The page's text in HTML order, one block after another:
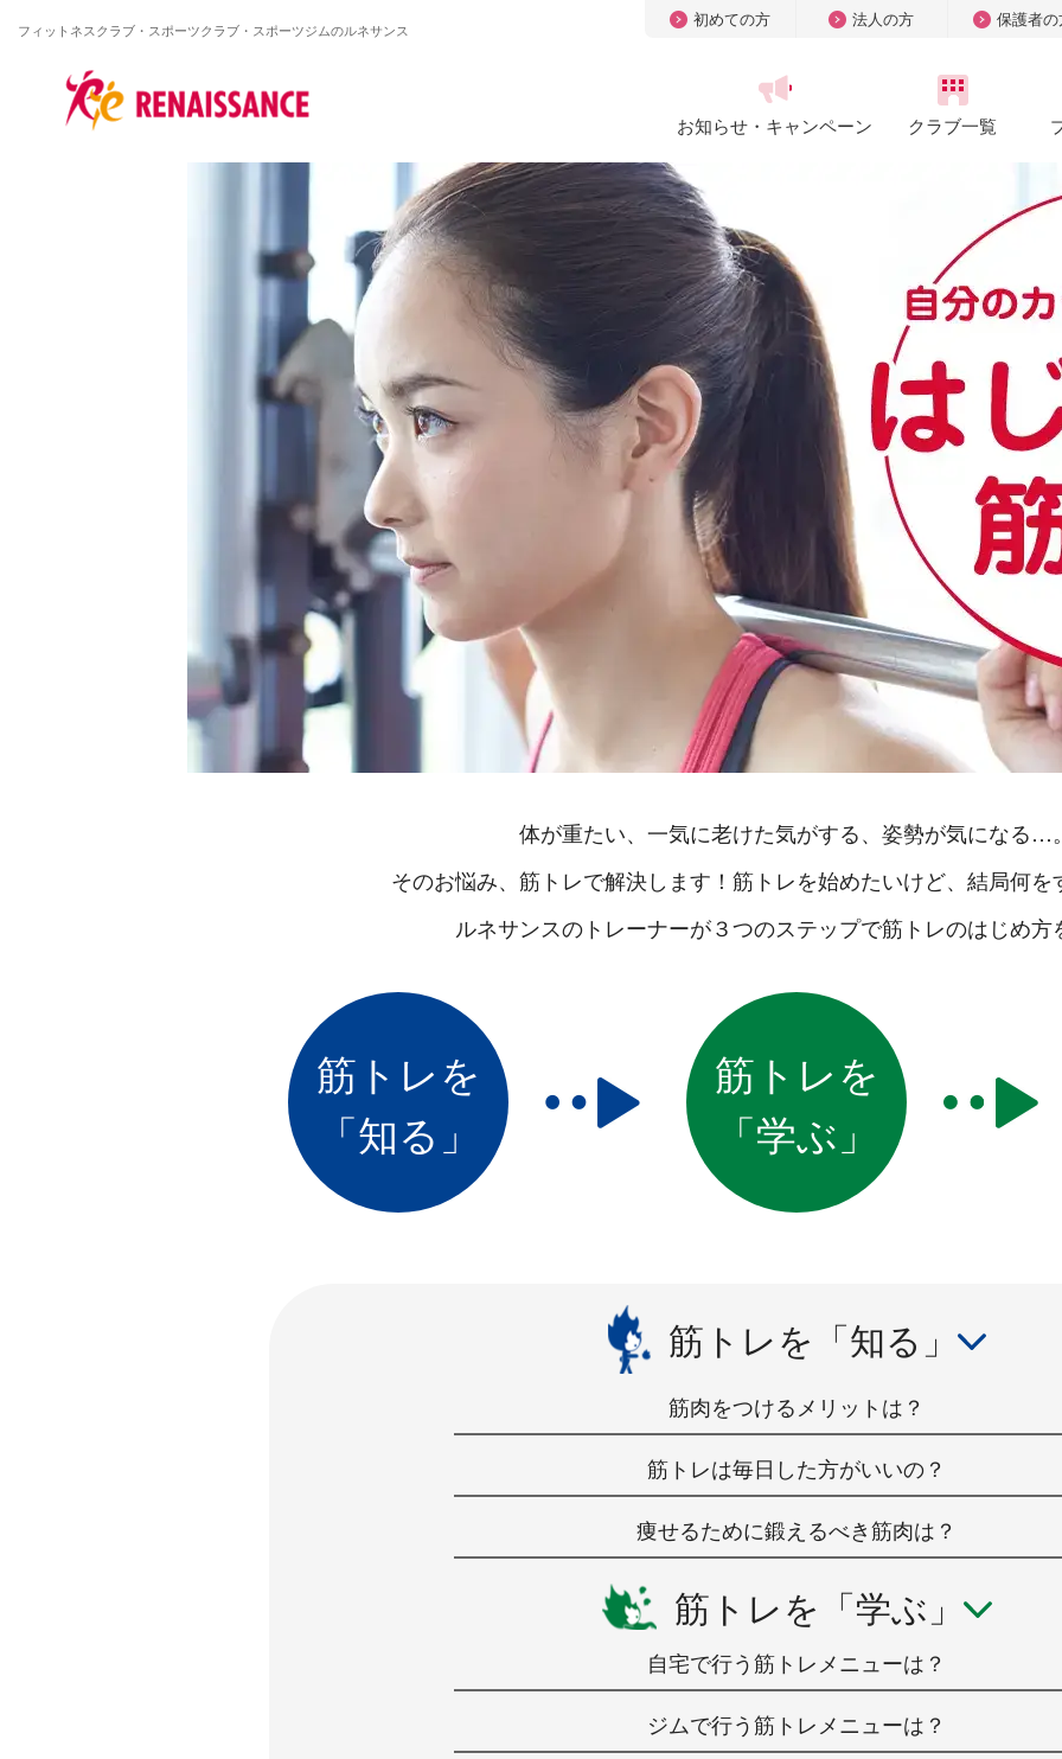
フィットネスクラブ・スポーツクラブ・ スポーツジムのルネサンス 初めての方 法人の方 保護者
お知らせ・ キャンペーン クラブ一覧
体が重たい、一気に老けた気がする、姿勢が気になる…
そのお悩み、筋トレで解決します！筋トレを始めたいけど、結局何を
ルネサンスのトレーナーが３つのステップで筋トレのはじめ方
筋トレを
「知る」
筋トレを
「学ぶ」
筋トレを「知る」
筋肉をつけるメリットは？
筋トレは毎日した方がいいの？
痩せるために鍛えるべき筋肉は？
筋トレを「学ぶ」
自宅で行う筋トレメニューは？
ジムで行う筋トレメニューは？